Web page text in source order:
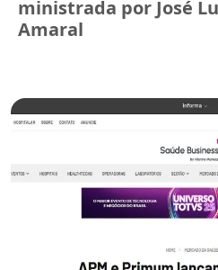
ministrada por José
Amaral